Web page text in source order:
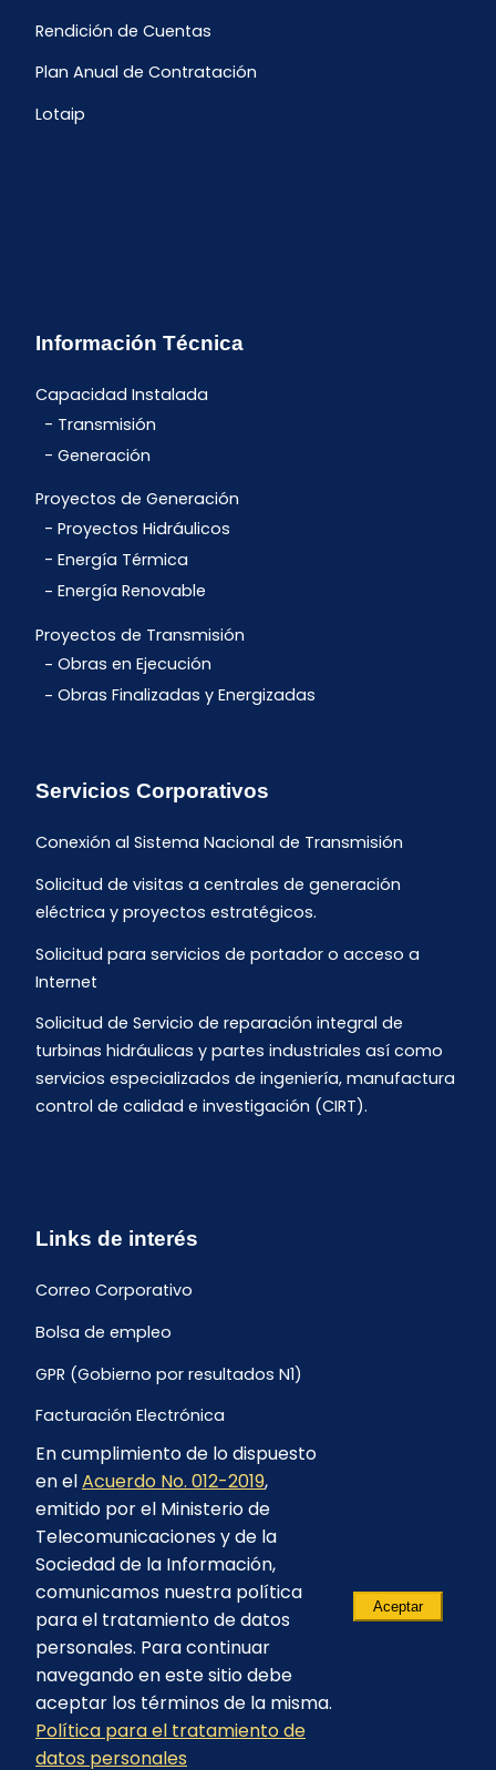
Rendición de Cuentas
Plan Anual de Contratación
Lotaip
Información Técnica
Capacidad Instalada
Transmisión
Generación
Proyectos de Generación
Proyectos Hidráulicos
Energía Térmica
Energía Renovable
Proyectos de Transmisión
Obras en Ejecución
Obras Finalizadas y Energizadas
Servicios Corporativos
Conexión al Sistema Nacional de Transmisión
Solicitud de visitas a centrales de generación
eléctrica y proyectos estratégicos.
Solicitud para servicios de portador o acceso a
Internet
Solicitud de Servicio de reparación integral de
turbinas hidráulicas y partes industriales así como
servicios especializados de ingeniería, manufactura
control de calidad e investigación (CIRT).
Links de interés
Correo Corporativo
Bolsa de empleo
GPR (Gobierno por resultados N1)
Facturación Electrónica
Archivo Histórico de Facturación
Portal Ambiental y Social
Proyecto Geotérmico Chachimbiro
Contratación consultoría mediante “Lista Corta”
Reglamento de Procesos Asociativos
© 2023 - CELEC EP - Todos los derechos
reservados
En cumplimiento de lo dispuesto
en elAcuerdo No. 012-2019,
emitido por el Ministerio de
Telecomunicaciones y de la
Sociedad de la Información,
comunicamos nuestra política
para el tratamiento de datos
personales. Para continuar
navegando en este sitio debe
aceptar los términos de la misma.
Política para el tratamiento de
datos personales
Aceptar